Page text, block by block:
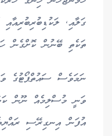
ގަލާއި,
ތަކެތި ބޭނުން ކޮށްގެން
ނަމަވެސް ސައުތްޕޯޓުގެ
ވަނީ މުސްލިމެއް ނޫން
އުފަން އިނގިރޭސި